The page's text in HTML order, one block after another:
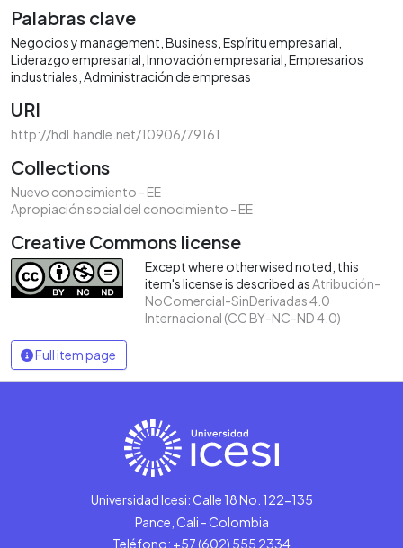
Palabras clave
Negocios y management Business Espíritu empresarial
Liderazgo empresarial Innovación empresarial Empresarios
industriales Administración de empresas
URI
http://hdl.handle.net/10906/79161
Collections
Nuevo conocimiento - EE
Apropiación social del conocimiento - EE
Creative Commons license
Except where otherwised noted, this
item's license is described asAtribución-
NoComercial-SinDerivadas 4.0
Internacional (CC BY-NC-ND 4.0)
Full item page
Universidad Icesi: Calle 18 No. 122-135
Pance, Cali - Colombia
Teléfono: +57 (602) 555 2334